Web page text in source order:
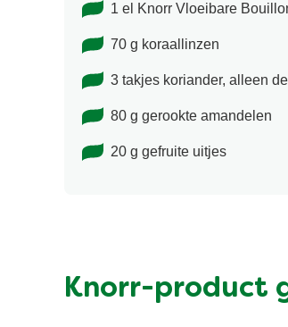
1 el Knorr Vloeibare
70 g koraallinzen
3 takjes koriander, alleen
80 g gerookte amandelen
20 g gefruite uitjes
Knorr-product